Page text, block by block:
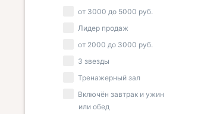
от 3000 до 5000 руб.
Лидер продаж
от 2000 до 3000 руб.
3 звезды
Тренажерный зал
Включён завтрак и ужин
или обед